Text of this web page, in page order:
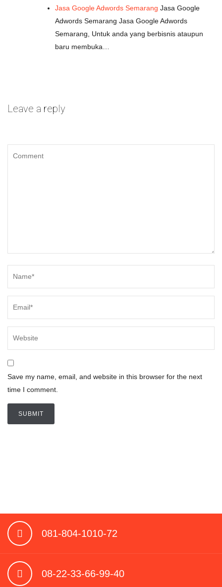
Jasa Google Adwords Semarang Jasa Google
Adwords Semarang Jasa Google Adwords
Semarang, Untuk anda yang berbisnis ataupun
baru membuka…
Leave a reply
Save my name, email, and website in this browser for the next
time I comment.
081-804-1010-72
08-22-33-66-99-40